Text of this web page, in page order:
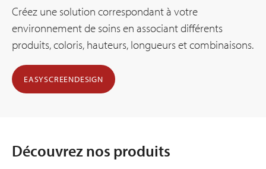
Créez une solution correspondant à votre
environnement de soins en associant différents
produits, coloris, hauteurs, longueurs et combinaisons.
EASYSCREENDESIGN
Découvrez nos produits